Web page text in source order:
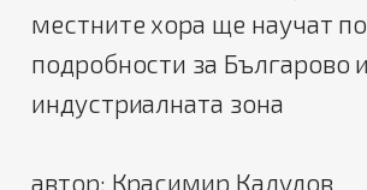
местните хора ще научат
подробности за Българово и
индустриалната зона
автор: Красимир Калудов